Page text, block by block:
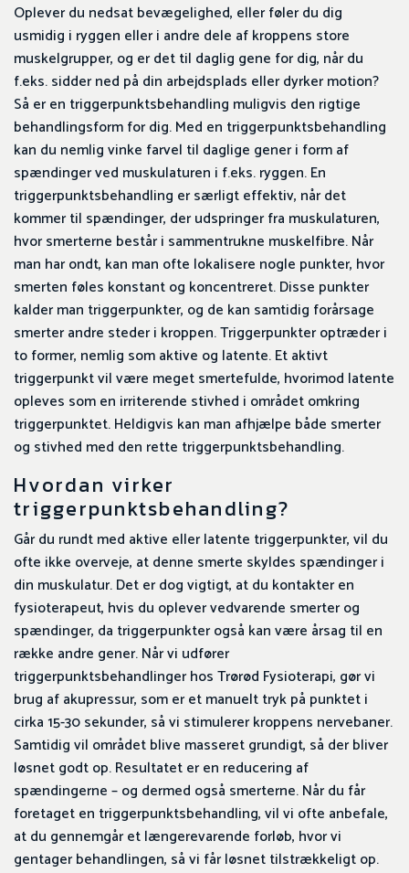
Oplever du nedsat bevægelighed, eller føler du dig
usmidig i ryggen eller i andre dele af kroppens store
muskelgrupper, og er det til daglig gene for dig, når du
f.eks. sidder ned på din arbejdsplads eller dyrker motion?
Så er en triggerpunktsbehandling muligvis den rigtige
behandlingsform for dig. Med en triggerpunktsbehandling
kan du nemlig vinke farvel til daglige gener i form af
spændinger ved muskulaturen i f.eks. ryggen. En
triggerpunktsbehandling er særligt effektiv, når det
kommer til spændinger, der udspringer fra muskulaturen,
hvor smerterne består i sammentrukne muskelfibre. Når
man har ondt, kan man ofte lokalisere nogle punkter, hvor
smerten føles konstant og koncentreret. Disse punkter
kalder man triggerpunkter, og de kan samtidig forårsage
smerter andre steder i kroppen. Triggerpunkter optræder i
to former, nemlig som aktive og latente. Et aktivt
triggerpunkt vil være meget smertefulde, hvorimod latente
opleves som en irriterende stivhed i området omkring
triggerpunktet. Heldigvis kan man afhjælpe både smerter
og stivhed med den rette triggerpunktsbehandling.
Hvordan virker
triggerpunktsbehandling?​
Går du rundt med aktive eller latente triggerpunkter, vil du
ofte ikke overveje, at denne smerte skyldes spændinger i
din muskulatur. Det er dog vigtigt, at du kontakter en
fysioterapeut, hvis du oplever vedvarende smerter og
spændinger, da triggerpunkter også kan være årsag til en
række andre gener. Når vi udfører
triggerpunktsbehandlinger hos Trørød Fysioterapi, gør vi
brug af akupressur, som er et manuelt tryk på punktet i
cirka 15-30 sekunder, så vi stimulerer kroppens nervebaner.
Samtidig vil området blive masseret grundigt, så der bliver
løsnet godt op. Resultatet er en reducering af
spændingerne – og dermed også smerterne. Når du får
foretaget en triggerpunktsbehandling, vil vi ofte anbefale,
at du gennemgår et længerevarende forløb, hvor vi
gentager behandlingen, så vi får løsnet tilstrækkeligt op.